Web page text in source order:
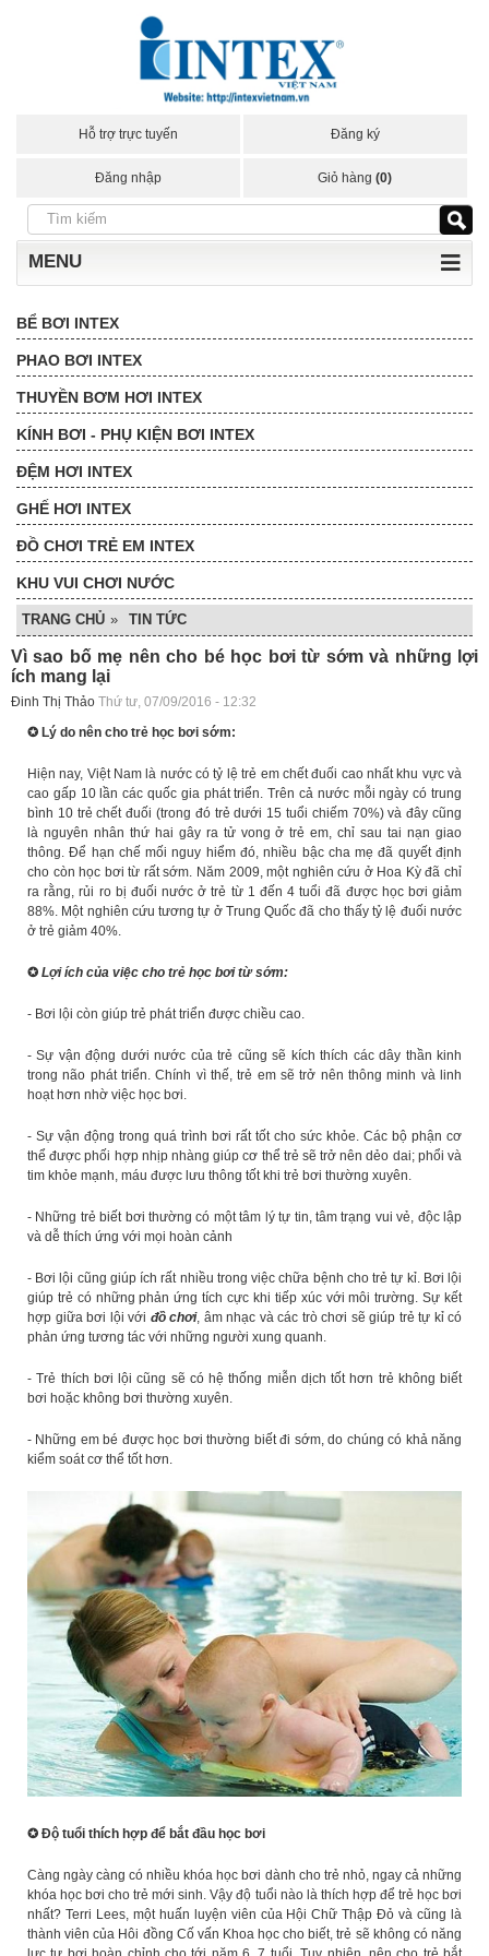
Hỗ trợ trực tuyến Đăng ký
Đăng nhập Giỏ hàng(0)
MENU
BỂ BƠI INTEX
PHAO BƠI INTEX
THUYỀN BƠM HƠI INTEX
KÍNH BƠI - PHỤ KIỆN BƠI INTEX
ĐỆM HƠI INTEX
GHẾ HƠI INTEX
ĐỒ CHƠI TRẺ EM INTEX
KHU VUI CHƠI NƯỚC
TRANG CHỦ » TIN TỨC
Vì sao bố mẹ nên cho bé học bơi từ sớm và những lợi
ích mang lại
Đinh Thị Thảo Thứ tư, 07/09/2016 - 12:32
✪ Lý do nên cho trẻ học bơi sớm:
Hiện nay, Việt Nam là nước có tỷ lệ trẻ em chết đuối cao nhất khu vực và
cao gấp 10 lần các quốc gia phát triển. Trên cả nước mỗi ngày có trung
bình 10 trẻ chết đuối (trong đó trẻ dưới 15 tuổi chiếm 70%) và đây cũng
là nguyên nhân thứ hai gây ra tử vong ở trẻ em, chỉ sau tai nạn giao
thông. Để hạn chế mối nguy hiểm đó, nhiều bậc cha mẹ đã quyết định
cho còn học bơi từ rất sớm. Năm 2009, một nghiên cứu ở Hoa Kỳ đã chỉ
ra rằng, rủi ro bị đuối nước ở trẻ từ 1 đến 4 tuổi đã được học bơi giảm
88%. Một nghiên cứu tương tự ở Trung Quốc đã cho thấy tỷ lệ đuối nước
ở trẻ giảm 40%.
✪ Lợi ích của việc cho trẻ học bơi từ sớm:
- Bơi lội còn giúp trẻ phát triển được chiều cao.
- Sự vận động dưới nước của trẻ cũng sẽ kích thích các dây thần kinh
trong não phát triển. Chính vì thế, trẻ em sẽ trở nên thông minh và linh
hoạt hơn nhờ việc học bơi.
- Sự vận động trong quá trình bơi rất tốt cho sức khỏe. Các bộ phận cơ
thể được phối hợp nhịp nhàng giúp cơ thể trẻ sẽ trở nên dẻo dai; phổi và
tim khỏe mạnh, máu được lưu thông tốt khi trẻ bơi thường xuyên.
- Những trẻ biết bơi thường có một tâm lý tự tin, tâm trạng vui vẻ, độc lập
và dễ thích ứng với mọi hoàn cảnh
- Bơi lội cũng giúp ích rất nhiều trong việc chữa bệnh cho trẻ tự kỉ. Bơi lội
giúp trẻ có những phản ứng tích cực khi tiếp xúc với môi trường. Sự kết
hợp giữa bơi lội với đồ chơi, âm nhạc và các trò chơi sẽ giúp trẻ tự kỉ có
phản ứng tương tác với những người xung quanh.
- Trẻ thích bơi lội cũng sẽ có hệ thống miễn dịch tốt hơn trẻ không biết
bơi hoặc không bơi thường xuyên.
- Những em bé được học bơi thường biết đi sớm, do chúng có khả năng
kiểm soát cơ thể tốt hơn.
✪ Độ tuổi thích hợp để bắt đầu học bơi
Càng ngày càng có nhiều khóa học bơi dành cho trẻ nhỏ, ngay cả những
khóa học bơi cho trẻ mới sinh. Vậy độ tuổi nào là thích hợp để trẻ học bơi
nhất? Terri Lees, một huấn luyện viên của Hội Chữ Thập Đỏ và cũng là
thành viên của Hôi đồng Cố vấn Khoa học cho biết, trẻ sẽ không có năng